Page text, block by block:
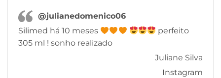
@julianedomenico06
Silimed há 10 meses
perfeito
305 ml ! sonho realizado
Juliane Silva
Instagram